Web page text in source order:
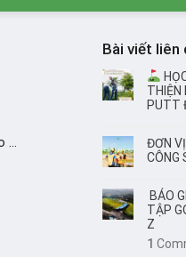
...
Bài viết liên
THIỆN
PUTT
ĐƠN
CÔNG
BÁO
TẬP
Z
1